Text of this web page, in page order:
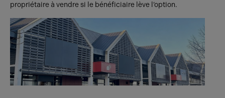
propriétaire à vendre si le bénéficiaire lève l’option.